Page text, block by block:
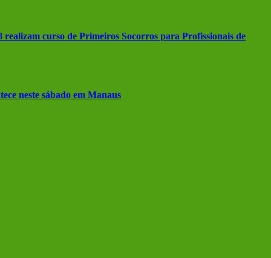
curso de Primeiros Socorros para Profissionais de
neste sábado em Manaus